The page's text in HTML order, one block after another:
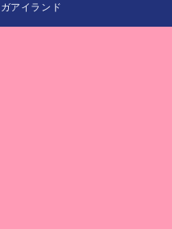
アイランド